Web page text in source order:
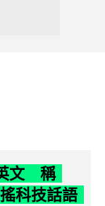
文 稱
科技話語